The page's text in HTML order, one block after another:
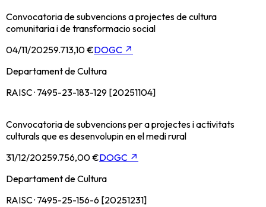
Convocatoria de subvencions a projectes de cultura
comunitaria i de transformacio social
04/11/20259.713,10 €DOGC ↗
Departament de Cultura
RAISC · 7495-23-183-129 [20251104]
Convocatoria de subvencions per a projectes i activitats
culturals que es desenvolupin en el medi rural
31/12/20259.756,00 €DOGC ↗
Departament de Cultura
RAISC · 7495-25-156-6 [20251231]